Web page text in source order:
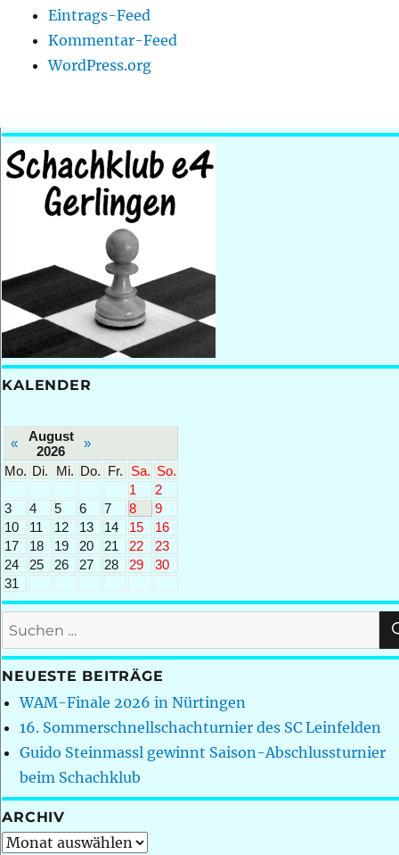
Eintrags-Feed
Kommentar-Feed
WordPress.org
KALENDER
«
August
2026
»
Mo. Di. Mi. Do. Fr. Sa. So.
1
2
3
4 5 6 7 8
9
10
11 12 13 14 15
16
17
18 19 20 21 22
23
24
25 26 27 28 29
30
31
Suchen
nach:
NEUESTE BEITRÄGE
WAM-Finale 2026 in Nürtingen
16. Sommerschnellschachturnier des SC Leinfelden
Guido Steinmassl gewinnt Saison-Abschlussturnier
beim Schachklub
ARCHIV
Archiv